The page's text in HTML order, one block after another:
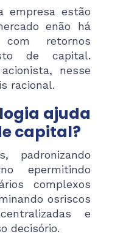
empresa estão
enão há
retornos
de capital.
nesse
racional.
ajuda
capital?
padronizando
epermitindo
complexos
osriscos
e
decisório.